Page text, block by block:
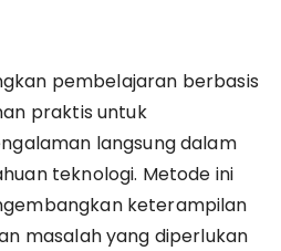
pembelajaran berbasis
praktis untuk
langsung dalam
teknologi. Metode ini
keterampilan
masalah yang diperlukan